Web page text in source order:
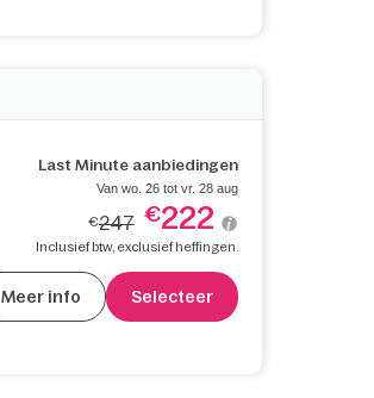
Last Minute aanbiedingen
Van wo. 26 tot vr. 28 aug
€247 €222
Inclusief btw, exclusief heffingen.
Meer info Selecteer